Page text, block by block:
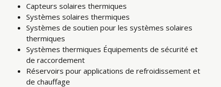
Capteurs solaires thermiques
Systèmes solaires thermiques
Systèmes de soutien pour les systèmes solaires
thermiques
Systèmes thermiques Équipements de sécurité et
de raccordement
Réservoirs pour applications de refroidissement et
de chauffage